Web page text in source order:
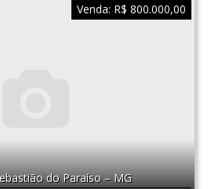
do Paraíso–MG
Venda: R$ 800.000,00